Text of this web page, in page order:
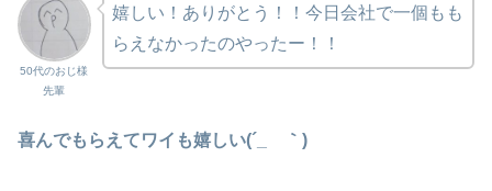
50代のおじ様
先輩
嬉しい！ありがとう！！今日会社で一個もも
らえなかったのやったー！！
喜んでもらえてワイも嬉しい(´_ゝ｀)